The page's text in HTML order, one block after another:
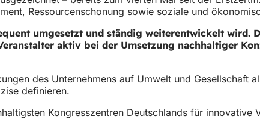
Ressourcenschonung sowie soziale und
umgesetzt und ständig weiterentwickelt wird.
aktiv bei der Umsetzung nachhaltiger
des Unternehmens auf Umwelt und Gesellschaft
definieren.
Kongresszentren Deutschlands für innovative